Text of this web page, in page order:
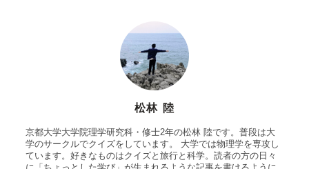
松林 陸
京都大学大学院理学研究科・修士2年の松林 陸です。普段は大
学のサークルでクイズをしています。 大学では物理学を専攻し
ています。好きなものはクイズと旅行と科学。読者の方の日々